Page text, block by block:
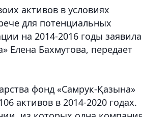
активов в условиях
для потенциальных
на 2014-2016 годы заявила
Елена Бахмутова, передает
фонд «Самрук-Қазына»
активов в 2014-2020 годах.